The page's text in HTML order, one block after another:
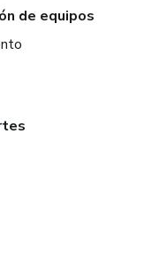
de equipos